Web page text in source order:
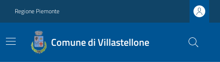
Regione Piemonte
Comune di Villastellone